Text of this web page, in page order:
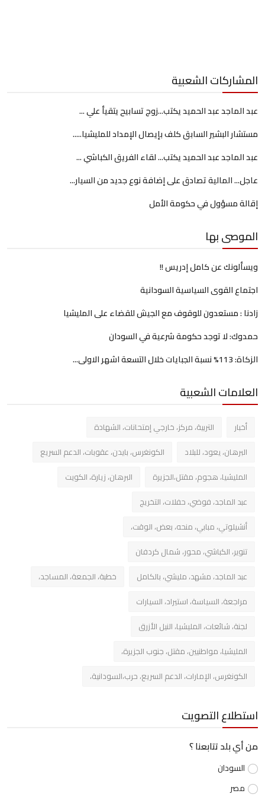
المشاركات الشعبية
عبد الماجد عبد الحميد يكتب...زوج تسابيح يتقيأ علي ...
مستشار البشير السابق كلف بإيصال الإمداد للمليشيا.....
عبد الماجد عبد الحميد يكتب... لقاء الفريق الكباشي ...
عاجل... المالية تصادق على إضافة نوع جديد من السيار...
إقالة مسؤول في حكومة الأمل
الموصى بها
ويسألونك عن كامل إدريس !!
اجتماع القوى السياسية السودانية
زادنا : مستعدون للوقوف مع الجيش للقضاء على المليشيا
حمدوك: لا توجد حكومة شرعية في السودان
الزكاة: 113% نسبة الجبايات خلال التسعة اشهر الاولى...
العلامات الشعبية
أخبار
التربية، مركز، خارجي إمتحانات، الشهادة
البرهان، يعود، للبلاد
الكونغرس، بايدن، عقوبات، الدعم السريع
المليشيا، هجوم، مقتل،الجزيرة
البرهان، زيارة، الكويت
عبد الماجد، فوضي، حفلات، التخريج
أنشيلوتي، مبابي، منحه، بعض، الوقت،
تنوير، الكباشي، محور، شمال كردفان
عبد الماجد، مشهد، مليشي، بالكامل
خطبة، الجمعة، المساجد،
مراجعة، السياسة، استيراد، السيارات
لجنة، شائعات، المليشيا، النيل الأزرق
المليشيا، مواطنيين، مقتل، جنوب الجزيرة،
الكونغرس، الإمارات، الدعم السريع، حرب،السودانية،
استطلاع التصويت
من أي بلد تتابعنا ؟
السودان
مصر